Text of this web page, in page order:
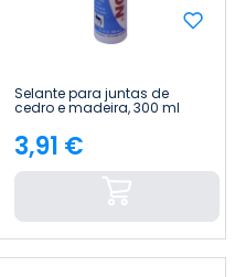
Selante para juntas de
cedro e madeira, 300 ml
Preço
3,91 €